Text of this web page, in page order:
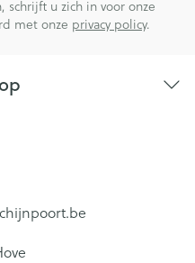
schrijft u zich in voor onze
met onze privacy policy.